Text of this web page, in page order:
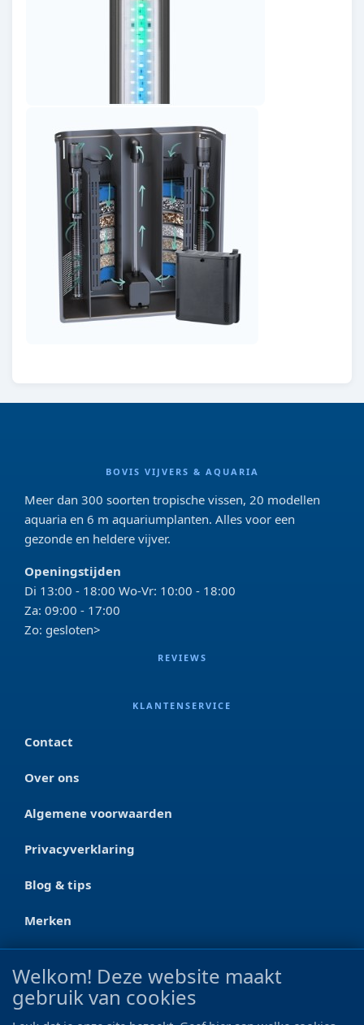
BOVIS VIJVERS & AQUARIA
Meer dan 300 soorten tropische vissen, 20 modellen
aquaria en 6 m aquariumplanten. Alles voor een
gezonde en heldere vijver.
Openingstijden
Di 13:00 - 18:00 Wo-Vr: 10:00 - 18:00
Za: 09:00 - 17:00
Zo: gesloten>
REVIEWS
KLANTENSERVICE
Contact
Over ons
Algemene voorwaarden
Privacyverklaring
Blog & tips
Merken
CONTACT
Ootmarsumseweg 125a
Welkom! Deze website maakt
gebruik van cookies